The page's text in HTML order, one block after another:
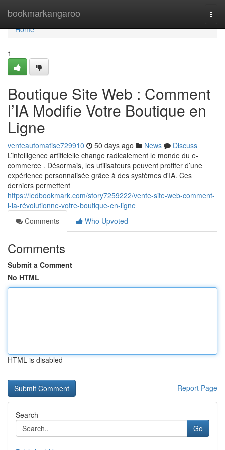
bookmarkangaroo
Home
Home
1
Boutique Site Web : Comment
l’IA Modifie Votre Boutique en
Ligne
venteautomatise729910 50 days ago News
Discuss
L’intelligence artificielle change radicalement le monde du e-
commerce . Désormais, les utilisateurs peuvent profiter d’une
expérience personnalisée grâce à des systèmes d'IA. Ces
derniers permettent
https://ledbookmark.com/story7259222/vente-site-web-comment-
l-ia-révolutionne-votre-boutique-en-ligne
Comments
Who Upvoted
Comments
Submit a Comment
No HTML
HTML is disabled
Report Page
Search
Go